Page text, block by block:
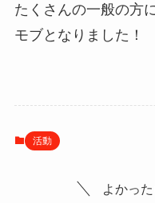
たくさんの一般の方
モブとなりました！
活動
よかっ